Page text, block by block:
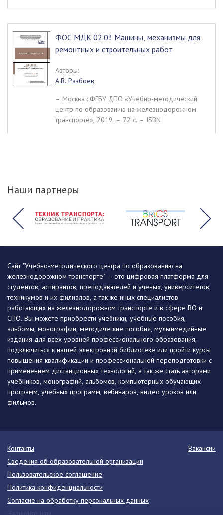
ФОС МДК 02.03 Машины, механизмы для
ремонтных и строительных работ
Авторы:
А.В. Разбоев
– Москва : ФГБУ ДПО «Учебно-методический
центр по образованию на железнодорожном
транспорте», 2019. – 72 c. – ISBN
Наши партнеры
Сайт "Учебно-методического центра по образованию на
железнодорожном транспорте" — это цифровая платформа для
студентов, аспирантов, преподавателей и ученых, университетов,
техникумов и их филиалов, а так же иных специалистов
работающих на железнодорожном транспорте и в сфере ВО и
СПО. Вы можете приобрести учебники, учебные пособия,
альбомы, монографии, методические пособия, мультимедийные
издания для всех уровней профессионального образования,
подключиться к нашей электронной библиотеке или пройти курсы
повышения квалификации и профессиональной переподготовки с
применением дистанционных технологий, а так же стать авторами
учебников, монографий, альбомов, компьютерных обучающих
программ, учебных программ, вебинаров, видео уроков или
фильмов.
Контакты
Вакансии
Сведения об образовательной организации
Пользовательское соглашение
Политика конфиденциальности
Согласие на обработку персональных данных